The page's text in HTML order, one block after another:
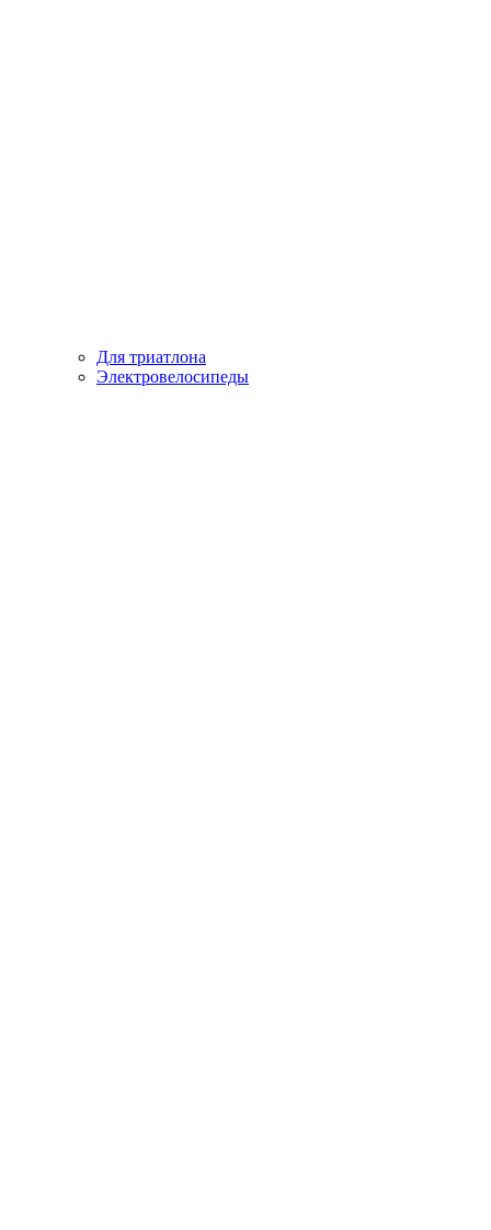
Для триатлона
Электровелосипеды